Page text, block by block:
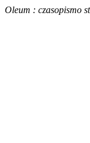
Oleum : czasopismo